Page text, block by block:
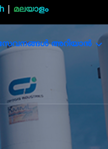
മലയാളം
അറിയാൻ